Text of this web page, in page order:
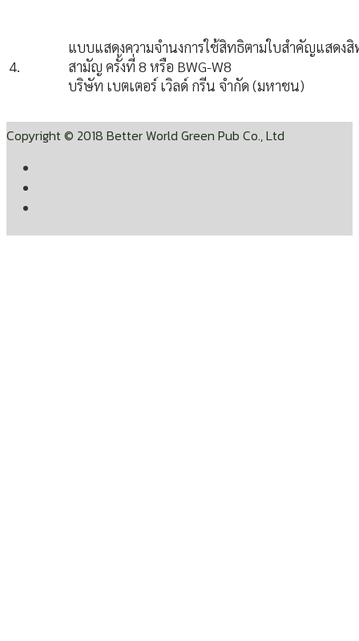
4.
แบบแสดงความจำนงการใช้สิทธิตามใบสำคัญแสดง
สามัญ ครั้งที่ 8 หรือ BWG-W8
บริษัท เบตเตอร์ เวิลด์ กรีน จำกัด (มหาชน)
Copyright © 2018 Better World Green Pub Co., Ltd